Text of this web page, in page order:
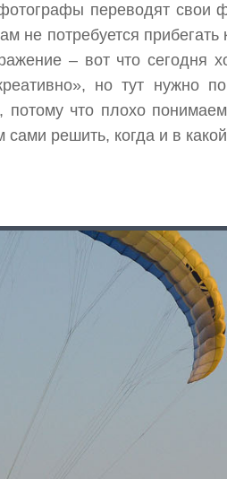
переводят
не потребуется
– вот что
но тут
что плохо
решить, когда и в